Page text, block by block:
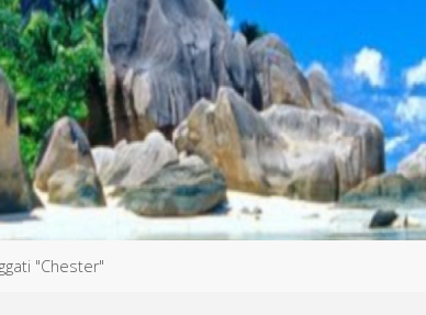
"Chester"